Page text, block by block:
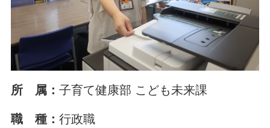
所 属： 子育て健康部 こども未来課
職 種： 行政職